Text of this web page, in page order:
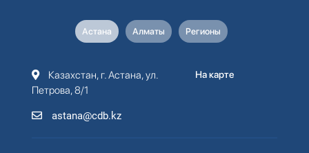
Астана Алматы Регионы
Казахстан, г. Астана, ул.
Петрова, 8/1
astana@cdb.kz
На карте